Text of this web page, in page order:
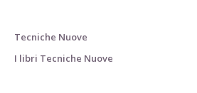
Tecniche Nuove
I libri Tecniche Nuove